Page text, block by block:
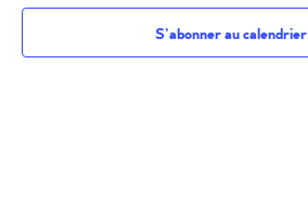
S’abonner au calendrier